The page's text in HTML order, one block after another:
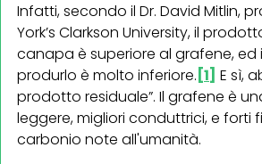
Infatti, secondo il Dr. David Mitlin,
York’s Clarkson University, il
canapa è superiore al grafene, ed
produrlo è molto inferiore. [1] E sì,
prodotto residuale”. Il grafene è
leggere, migliori conduttrici, e forti
carbonio note all'umanità.